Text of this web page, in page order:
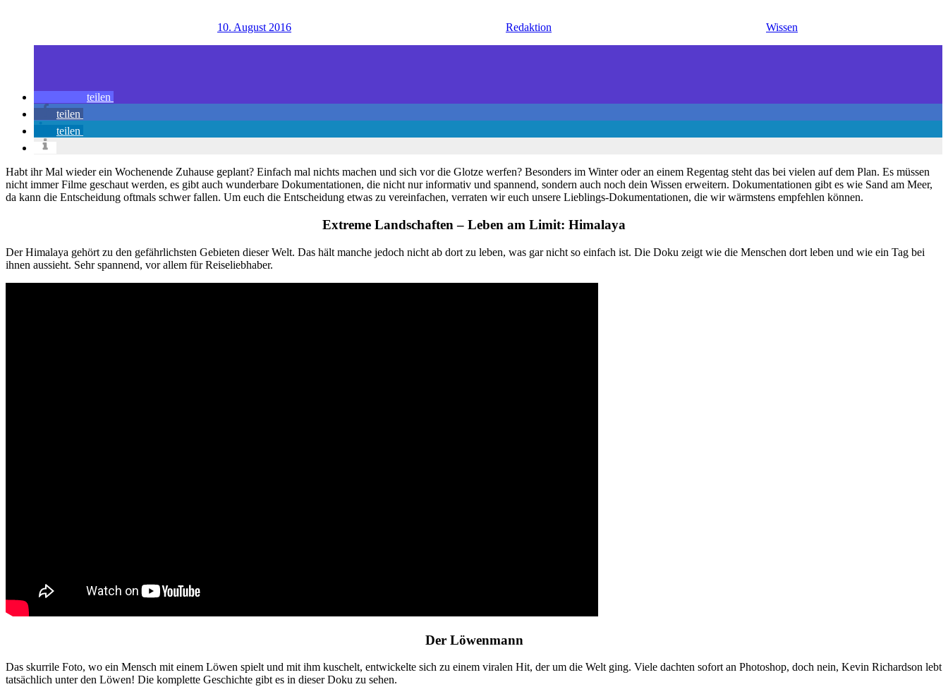
10. August 2016 Redaktion Wissen
teilen
teilen
teilen
Habt ihr Mal wieder ein Wochenende Zuhause geplant? Einfach mal nichts machen und sich vor die Glotze werfen? Besonders im Winter oder an einem Regentag steht das bei vielen auf dem Plan. Es müssen
nicht immer Filme geschaut werden, es gibt auch wunderbare Dokumentationen, die nicht nur informativ und spannend, sondern auch noch dein Wissen erweitern. Dokumentationen gibt es wie Sand am Meer,
da kann die Entscheidung oftmals schwer fallen. Um euch die Entscheidung etwas zu vereinfachen, verraten wir euch unsere Lieblings-Dokumentationen, die wir wärmstens empfehlen können.
Extreme Landschaften – Leben am Limit: Himalaya
Der Himalaya gehört zu den gefährlichsten Gebieten dieser Welt. Das hält manche jedoch nicht ab dort zu leben, was gar nicht so einfach ist. Die Doku zeigt wie die Menschen dort leben und wie ein Tag bei
ihnen aussieht. Sehr spannend, vor allem für Reiseliebhaber.
Der Löwenmann
Das skurrile Foto, wo ein Mensch mit einem Löwen spielt und mit ihm kuschelt, entwickelte sich zu einem viralen Hit, der um die Welt ging. Viele dachten sofort an Photoshop, doch nein, Kevin Richardson lebt
tatsächlich unter den Löwen! Die komplette Geschichte gibt es in dieser Doku zu sehen.